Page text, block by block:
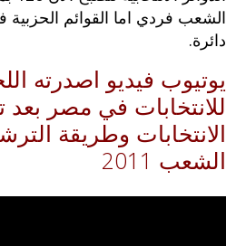
دائرة.
يوتيوب فيديو اصدرته
للانتخابات في مصر بعد
الانتخابات وطريقة
الشعب 2011